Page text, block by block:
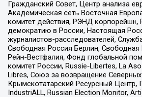
Гражданский Совет, Центр анализа
Академическая сеть Восточная
комитет действия, РЭНД корпорейшн,
демократию в России, Настоящая
журналистов-расследователей,
Свободная Россия Берлин,
Рейн-Вестфалия, Фонд глобальной
комитет России, Russie-Libertes, La
Libres, Союз за возвращение Северных
Крымскотатарский Ресурсный Центр,
IndustriALL, Russian Election Monitor,